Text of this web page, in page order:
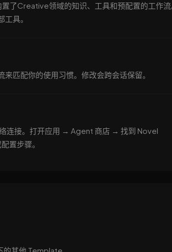
了Creative领域的知识、工具和预配置的工作
具。
匹配你的使用习惯。修改会跨会话保留。
连接。打开应用 → Agent 商店 → 找到 Novel
置步骤。